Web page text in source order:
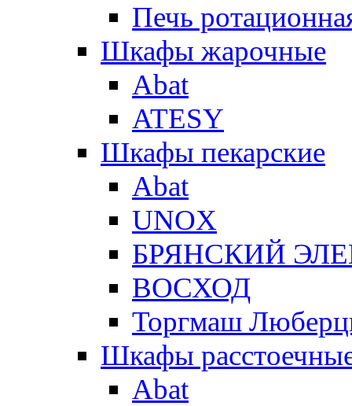
Печь
Шкафы жарочные
Abat
ATESY
Шкафы пекарские
Abat
UNOX
БРЯНСКИЙ
ВОСХОД
Торгмаш
Шкафы
Abat